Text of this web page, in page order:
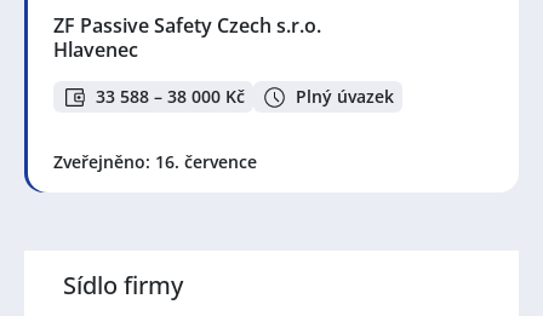
ZF Passive Safety Czech s.r.o.
Hlavenec
33 588 – 38 000 Kč Plný úvazek
Zveřejněno: 16. července
Sídlo firmy